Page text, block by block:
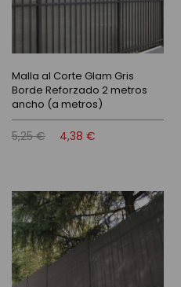
Malla al Corte Glam Gris
Borde Reforzado 2 metros
ancho (a metros)
5,25 € 4,38 €